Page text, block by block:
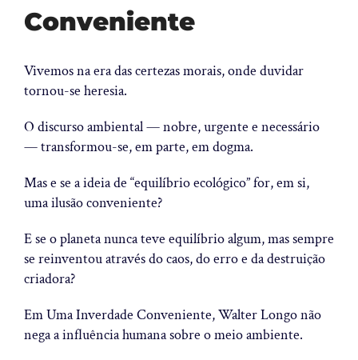
Conveniente
Vivemos na era das certezas morais, onde duvidar
tornou-se heresia.
O discurso ambiental — nobre, urgente e necessário
— transformou-se, em parte, em dogma.
Mas e se a ideia de “equilíbrio ecológico” for, em si,
uma ilusão conveniente?
E se o planeta nunca teve equilíbrio algum, mas sempre
se reinventou através do caos, do erro e da destruição
criadora?
EmUma Inverdade Conveniente, Walter Longo não
nega a influência humana sobre o meio ambiente.